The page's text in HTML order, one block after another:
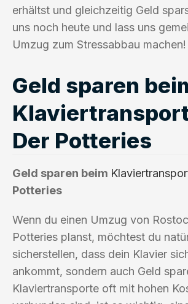
erhältst und gleichzeitig Geld
uns noch heute und lass uns
Umzug zum Stressabbau machen!
Geld sparen
Der Potteries
Geld sparen beim
Potteries
Wenn du einen Umzug von
Potteries planst, möchtest du
sicherstellen, dass dein Klavier
ankommt, sondern auch Geld
Klaviertransporte oft mit hohen